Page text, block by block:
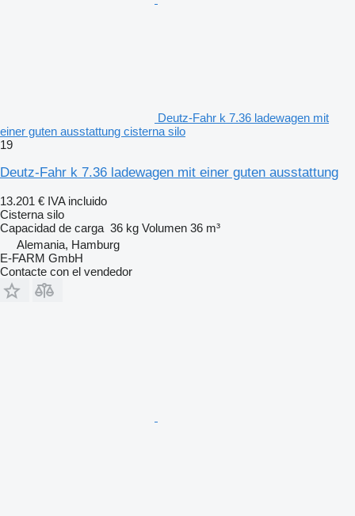
Deutz-Fahr k 7.36 ladewagen mit
einer guten ausstattung cisterna silo
19
Deutz-Fahr k 7.36 ladewagen mit einer guten ausstattung
13.201 € IVA incluido
Cisterna silo
Capacidad de carga 36 kg Volumen 36 m³
Alemania, Hamburg
E-FARM GmbH
Contacte con el vendedor